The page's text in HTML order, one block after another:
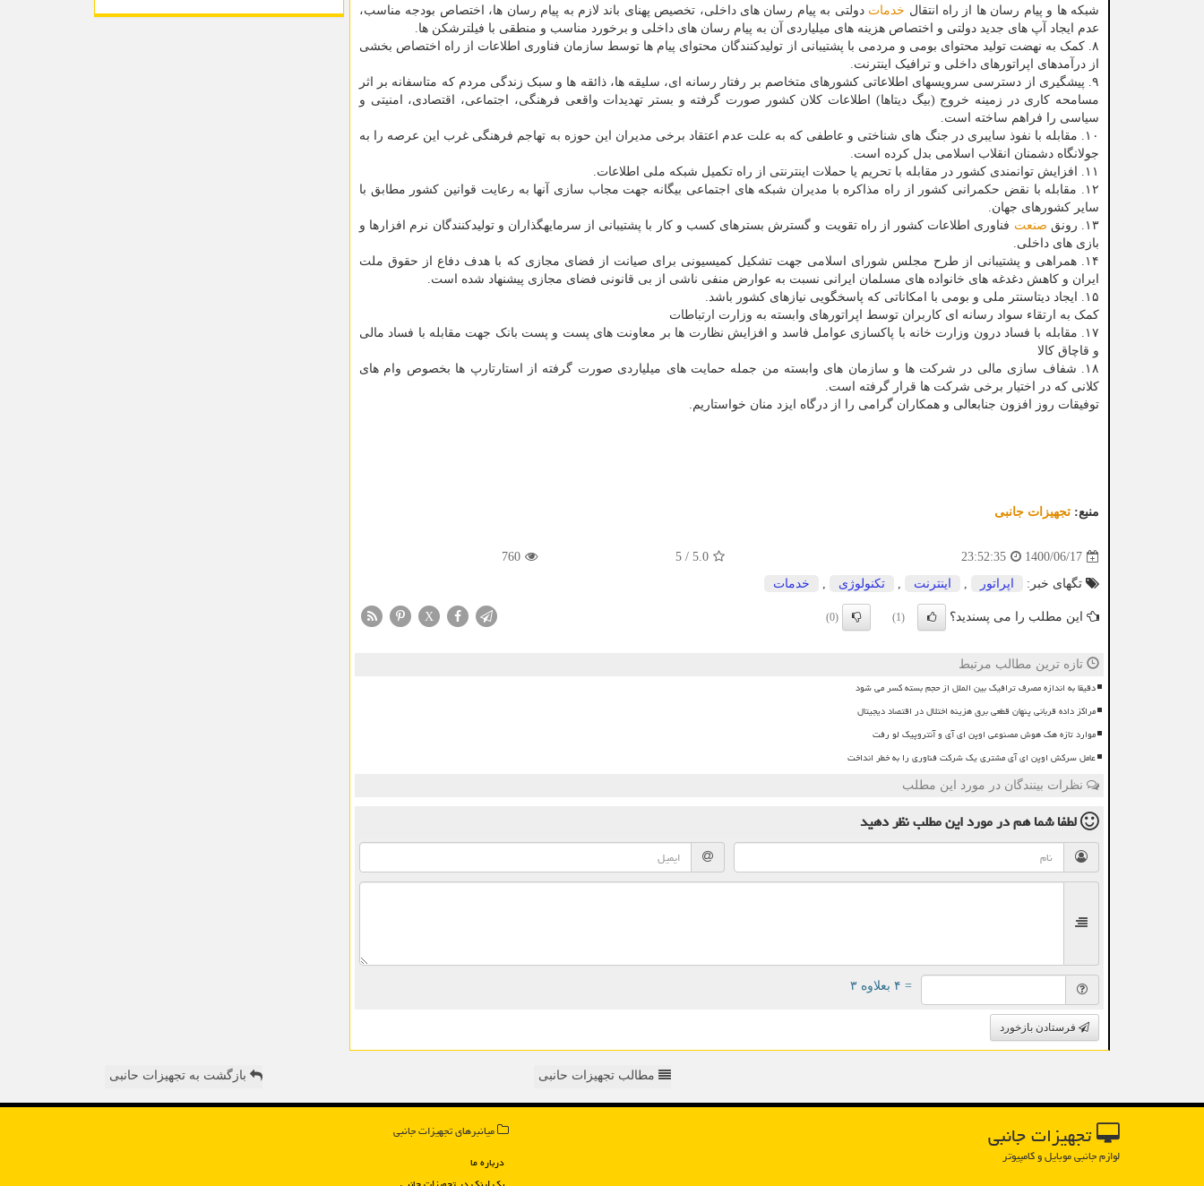
شبکه ها و پیام رسان ها از راه انتقال خدمات دولتی به پیام رسان های داخلی، تخصیص پهنای باند لازم به پیام رسان ها، اختصاص بودجه مناسب،
عدم ایجاد آپ های جدید دولتی و اختصاص هزینه های میلیاردی آن به پیام رسان های داخلی و برخورد مناسب و منطقی با فیلترشکن ها.
۸. کمک به نهضت تولید محتوای بومی و مردمی با پشتیبانی از تولیدکنندگان محتوای پیام ها توسط سازمان فناوری اطلاعات از راه اختصاص بخشی
از درآمدهای اپراتورهای داخلی و ترافیک اینترنت.
۹. پیشگیری از دسترسی سرویسهای اطلاعاتی کشورهای متخاصم بر رفتار رسانه ای، سلیقه ها، ذائقه ها و سبک زندگی مردم که متاسفانه بر اثر
مسامحه کاری در زمینه خروج (بیگ دیتاها) اطلاعات کلان کشور صورت گرفته و بستر تهدیدات واقعی فرهنگی، اجتماعی، اقتصادی، امنیتی و
سیاسی را فراهم ساخته است.
۱۰. مقابله با نفوذ سایبری در جنگ های شناختی و عاطفی که به علت عدم اعتقاد برخی مدیران این حوزه به تهاجم فرهنگی غرب این عرصه را به
جولانگاه دشمنان انقلاب اسلامی بدل کرده است.
۱۱. افزایش توانمندی کشور در مقابله با تحریم یا حملات اینترنتی از راه تکمیل شبکه ملی اطلاعات.
۱۲. مقابله با نقض حکمرانی کشور از راه مذاکره با مدیران شبکه های اجتماعی بیگانه جهت مجاب سازی آنها به رعایت قوانین کشور مطابق با
سایر کشورهای جهان.
۱۳. رونق
صنعت فناوری اطلاعات کشور از راه تقویت و گسترش بسترهای کسب و کار با پشتیبانی از سرمایه­گذاران و تولیدکنندگان نرم افزارها و
بازی های داخلی.
۱۴. همراهی و پشتیبانی از طرح مجلس شورای اسلامی جهت تشکیل کمیسیونی برای صیانت از فضای مجازی که با هدف دفاع از حقوق ملت
ایران و کاهش دغدغه های خانواده های مسلمان ایرانی نسبت به عوارض منفی ناشی از بی قانونی فضای مجازی پیشنهاد شده است.
۱۵. ایجاد دیتاسنتر ملی و بومی با امکاناتی که پاسخگویی نیازهای کشور باشد.
کمک به ارتقاء سواد رسانه ای کاربران توسط اپراتورهای وابسته به وزارت ارتباطات
۱۷. مقابله با فساد درون وزارت خانه با پاکسازی عوامل فاسد و افزایش نظارت ها بر معاونت های پست و پست بانک جهت مقابله با فساد مالی
و قاچاق کالا
۱۸. شفاف سازی مالی در شرکت ها و سازمان های وابسته من جمله حمایت های میلیاردی صورت گرفته از استارتارپ ها بخصوص وام های
کلانی که در اختیار برخی شرکت ها قرار گرفته است.
توفیقات روز افزون جنابعالی و همکاران گرامی را از درگاه ایزد منان خواستاریم.
منبع: تجهیزات جانبی
1400/06/17
23:52:35
5.0
/
5
760
تگهای خبر: اپراتور , اینترنت , تكنولوژی , خدمات
این مطلب را می پسندید؟ (1)
(0)
X
تازه ترین مطالب مرتبط
دقیقا به اندازه مصرف ترافیک بین الملل از حجم بسته کسر می شود
مراکز داده قربانی پنهان قطعی برق هزینه اختلال در اقتصاد دیجیتال
موارد تازه هک هوش مصنوعی اوپن ای آی و آنتروپیک لو رفت
عامل سرکش اوپن ای آی مشتری یک شرکت فناوری را به خطر انداخت
نظرات بینندگان در مورد این مطلب
لطفا شما همدر مورد این مطلبنظر دهید
= ۴ بعلاوه ۳
فرستادن بازخورد
مطالب تجهیزات حانبی بازگشت به تجهیزات حانبی
تجهیزات جانبی
لوازم جانبی موبایل و کامپیوتر
میانبرهای تجهیزات جانبی
درباره ما